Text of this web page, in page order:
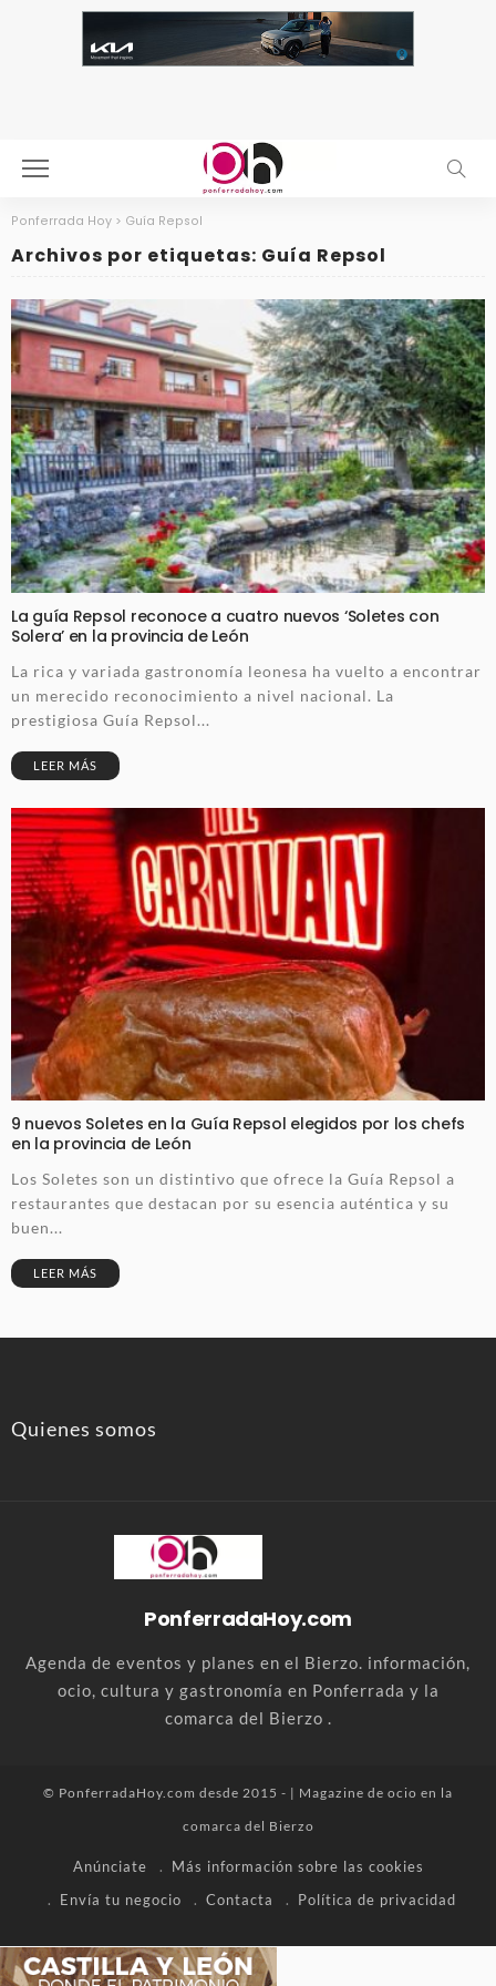
Ponferrada Hoy > Guía Repsol
Archivos por etiquetas: Guía Repsol
La guía Repsol reconoce a cuatro nuevos ‘Soletes con
Solera’ en la provincia de León
La rica y variada gastronomía leonesa ha vuelto a encontrar
un merecido reconocimiento a nivel nacional. La
prestigiosa Guía Repsol...
LEER MÁS
9 nuevos Soletes en la Guía Repsol elegidos por los chefs
en la provincia de León
Los Soletes son un distintivo que ofrece la Guía Repsol a
restaurantes que destacan por su esencia auténtica y su
buen...
LEER MÁS
Quienes somos
PonferradaHoy.com
Agenda de eventos y planes en el Bierzo. información,
ocio, cultura y gastronomía en Ponferrada y la
comarca del Bierzo .
© PonferradaHoy.com desde 2015 - | Magazine de ocio en la
comarca del Bierzo
Anúnciate
Más información sobre las cookies
Envía tu negocio
Contacta Política de privacidad